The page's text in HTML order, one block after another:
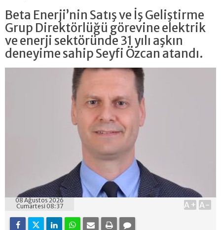
Beta Enerji’nin Satış ve İş Geliştirme
Grup Direktörlüğü görevine elektrik
ve enerji sektöründe 31 yılı aşkın
deneyime sahip Seyfi Özcan atandı.
08 Ağustos 2026
Cumartesi 08:37
A+ A-